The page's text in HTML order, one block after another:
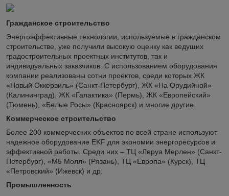
Гражданское строительство
Энергоэффективные технологии, используемые в гражданском
строительстве, уже получили высокую оценку как ведущих
градостроительных проектных институтов, так и
индивидуальных заказчиков. С использованием оборудования
компании реализованы сотни проектов, среди которых ЖК
«Новый Оккервиль» (Санкт-Петербург), ЖК «На Орудийной»
(Калининград), ЖК «Галактика» (Пермь), ЖК «Европейский»
(Тюмень), «Белые Росы» (Красноярск) и многие другие.
Коммерческое строительство
Более 200 коммерческих объектов по всей стране используют
надежное оборудование EKF для экономии энергоресурсов и
эффективной работы. Среди них – ТЦ «Леруа Мерлен» (Санкт-
Петербург), «М5 Молл» (Рязань), ТЦ «Европа» (Курск), ТЦ
«Петровский» (Ижевск) и др.
Промышленность